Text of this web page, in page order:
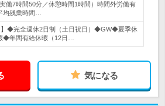
働7時間50分／休憩時間1時間）時間外労働有
残業時間…
】◆完全週休2日制（土日祝日）◆GW◆夏季休
◆年間有給休暇（12日…
気になる